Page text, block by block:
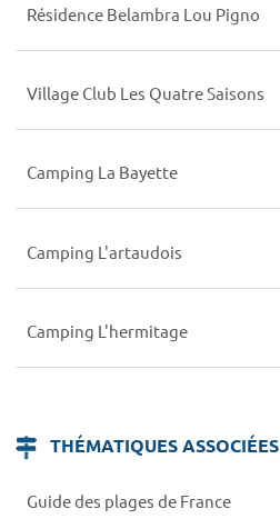
Résidence Belambra Lou Pigno
Village Club Les Quatre Saisons
Camping La Bayette
Camping L'artaudois
Camping L'hermitage
THÉMATIQUES ASSOCIÉES
Guide des plages de France